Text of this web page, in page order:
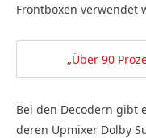
Frontboxen verwendet
„Über 90
Bei den Decodern gibt
deren Upmixer Dolby